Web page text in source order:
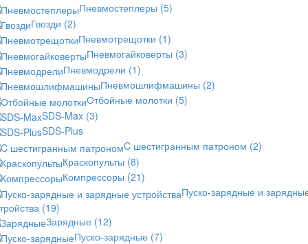
Пневмостеплеры (5)
Гвозди (2)
Пневмотрещотки (1)
Пневмогайковерты (3)
Пневмодрели (1)
Пневмошлифмашины (2)
Отбойные молотки (5)
SDS-Max (3)
SDS-Plus
C шестигранным патроном (2)
Краскопульты (8)
Компрессоры (21)
Пуско-зарядные и
(19)
Зарядные (12)
Пуско-зарядные (7)